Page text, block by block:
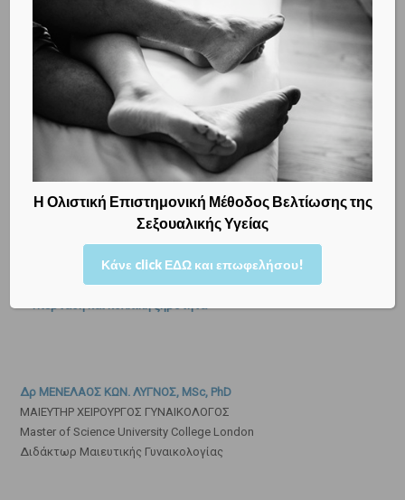
σας δια της έγχυσης με υαλουρονικό οξύ!
Δείτε ΕΔΩ πώς η Ιατρική Κλινική Υπνοθεραπεία (Ύπνωση)
μπορεί να βοηθήσει στην αντιμετώπιση της σεξουαλικής
δυσλειτουργίας και στη δική σας περίπτωση!
Κλείστε ΕΔΩ το ραντεβού σας, για να αντιμετωπίσουμε όποιο
γυναικολογικό θέμα, θέμα εγκυμοσύνης ή θέμα υπογονιμότητας
Διαβάστε ακόμα:
– Υπέρταση και κολπική ξηρότητα
Δρ ΜΕΝΕΛΑΟΣ ΚΩΝ. ΛΥΓΝΟΣ, MSc, PhD
ΜΑΙΕΥΤΗΡ ΧΕΙΡΟΥΡΓΟΣ ΓΥΝΑΙΚΟΛΟΓΟΣ
Master of Science University College London
Διδάκτωρ Μαιευτικής Γυναικολογίας
Η Ολιστική Επιστημονική Μέθοδος Βελτίωσης της
Σεξουαλικής Υγείας
Κάνε click ΕΔΩ και επωφελήσου!